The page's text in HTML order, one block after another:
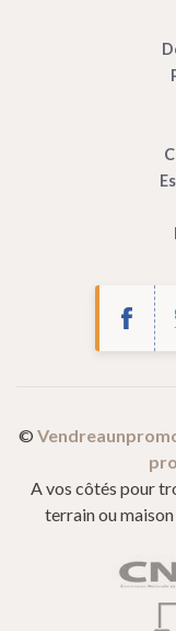
©
A vos côtés pour
terrain ou